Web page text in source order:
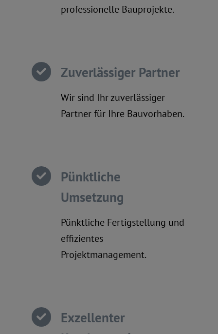
professionelle Bauprojekte.
Zuverlässiger Partner
Wir sind Ihr zuverlässiger
Partner für Ihre Bauvorhaben.
Pünktliche
Umsetzung
Pünktliche Fertigstellung und
effizientes
Projektmanagement.
Exzellenter